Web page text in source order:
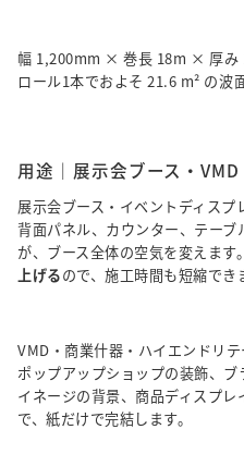
幅 1,200mm × 巻長 18m × 厚み
ロール1本でおよそ 21.6 m² の波
用途｜展示会ブース・
展示会ブース・イベントディスプ
背面パネル、カウンター、テー
が、ブース全体の空気を変えます。
上げるので、施工時間も短縮でき
VMD・商業什器・ハイエンドリ
ポップアップショップの装飾、
イネージの背景、商品ディスプ
で、紙だけで完結します。